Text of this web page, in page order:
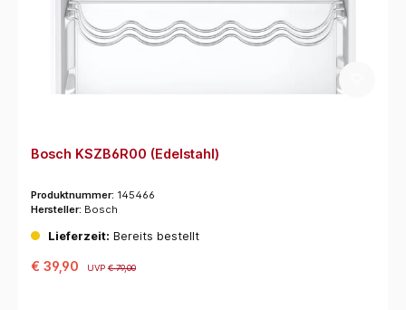
Bosch KSZB6R00 (Edelstahl)
Produktnummer: 145466
Hersteller: Bosch
Lieferzeit: Bereits bestellt
€ 39,90 UVP€ 79,00